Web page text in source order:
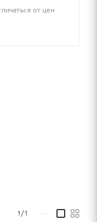
от цен
1/1